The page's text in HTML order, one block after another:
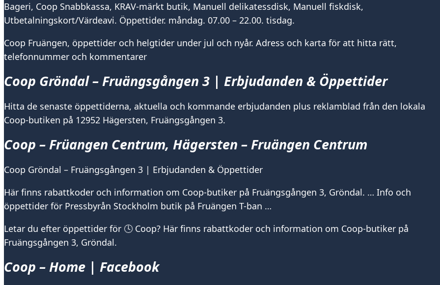
Bageri, Coop Snabbkassa, KRAV-märkt butik, Manuell delikatessdisk, Manuell fiskdisk,
Utbetalningskort/Värdeavi. Öppettider. måndag. 07.00 – 22.00. tisdag.
Coop Fruängen, öppettider och helgtider under jul och nyår. Adress och karta för att hitta rätt,
telefonnummer och kommentarer
Coop Gröndal – Fruängsgången 3 | Erbjudanden & Öppettider
Hitta de senaste öppettiderna, aktuella och kommande erbjudanden plus reklamblad från den lokala
Coop-butiken på 12952 Hägersten, Fruängsgången 3.
Coop – Früangen Centrum, Hägersten – Fruängen Centrum
Coop Gröndal – Fruängsgången 3 | Erbjudanden & Öppettider
Här finns rabattkoder och information om Coop-butiker på Fruängsgången 3, Gröndal. … Info och
öppettider för Pressbyrån Stockholm butik på Fruängen T-ban …
Letar du efter öppettider för 🕓 Coop? Här finns rabattkoder och information om Coop-butiker på
Fruängsgången 3, Gröndal.
Coop – Home | Facebook